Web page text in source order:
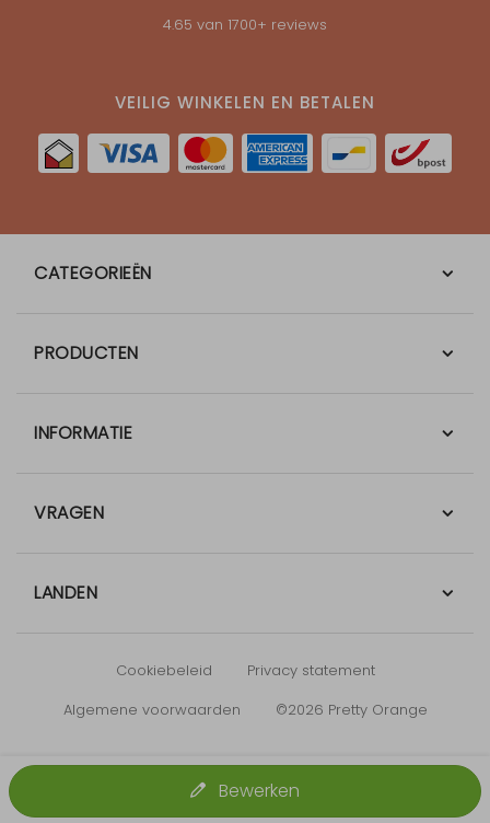
Bewerken
4.65 van 1700+ reviews
VEILIG WINKELEN EN BETALEN
CATEGORIEËN
PRODUCTEN
INFORMATIE
VRAGEN
LANDEN
Cookiebeleid
Privacy statement
Algemene voorwaarden
©2026 Pretty Orange